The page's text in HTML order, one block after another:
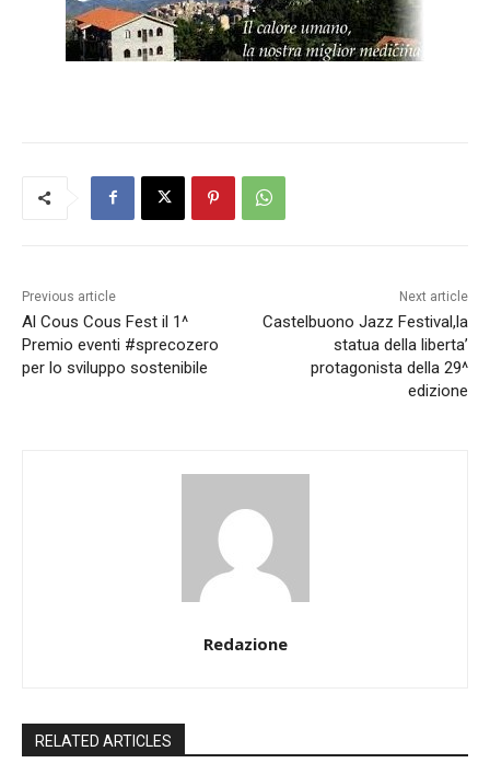
Previous article
Al Cous Cous Fest il 1^
Premio eventi #sprecozero
per lo sviluppo sostenibile
Next article
Castelbuono Jazz Festival,la
statua della liberta’
protagonista della 29^
edizione
Redazione
RELATED ARTICLES